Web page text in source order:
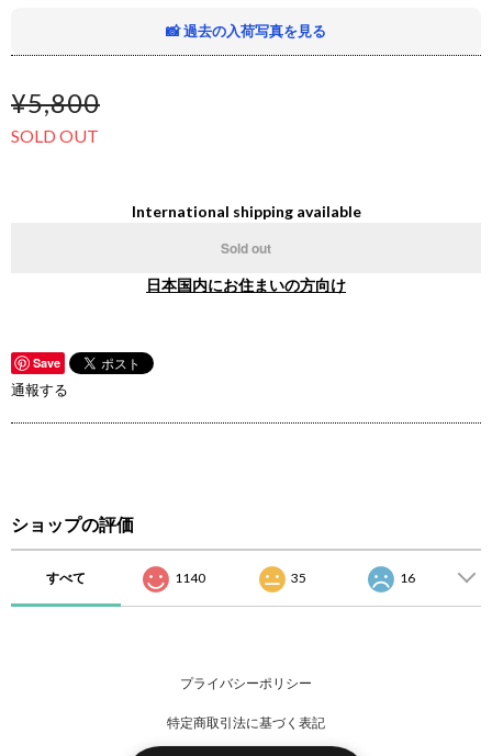
📸 過去の入荷写真を見る
¥5,800
SOLD OUT
International shipping available
Sold out
日本国内にお住まいの方向け
Save
通報する
ショップの評価
すべて 1140 35 16
プライバシーポリシー
特定商取引法に基づく表記